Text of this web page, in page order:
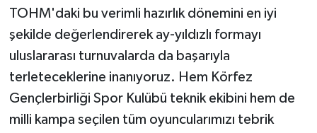
TOHM'daki bu verimli hazırlık dönemini en iyi
şekilde değerlendirerek ay-yıldızlı formayı
uluslararası turnuvalarda da başarıyla
terleteceklerine inanıyoruz. Hem Körfez
Gençlerbirliği Spor Kulübü teknik ekibini hem de
milli kampa seçilen tüm oyuncularımızı tebrik